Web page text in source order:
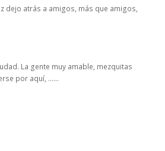
dejo atrás a amigos, más que amigos,
La gente muy amable, mezquitas
por aquí, ...…